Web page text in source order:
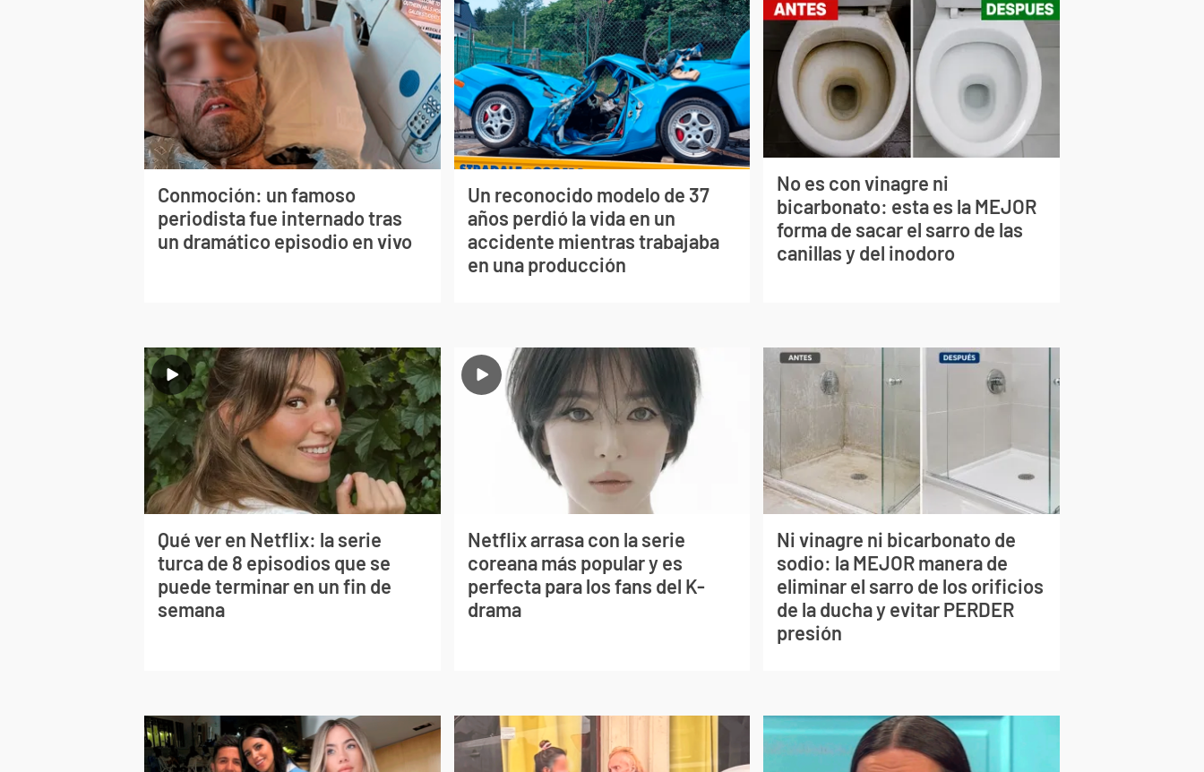
Conmoción: un famoso
periodista fue internado tras
un dramático episodio en vivo
Un reconocido modelo de 37
años perdió la vida en un
accidente mientras trabajaba
en una producción
No es con vinagre ni
bicarbonato: esta es la MEJOR
forma de sacar el sarro de las
canillas y del inodoro
Qué ver en Netflix: la serie
turca de 8 episodios que se
puede terminar en un fin de
semana
Netflix arrasa con la serie
coreana más popular y es
perfecta para los fans del K-
drama
Ni vinagre ni bicarbonato de
sodio: la MEJOR manera de
eliminar el sarro de los orificios
de la ducha y evitar PERDER
presión